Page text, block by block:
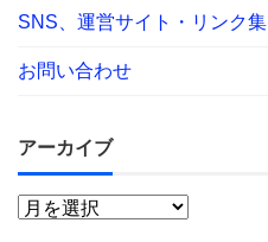
SNS、運営サイト・リンク集
お問い合わせ
アーカイブ